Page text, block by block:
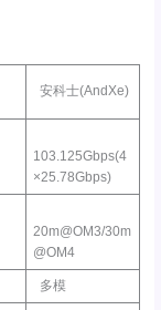
安科士(AndXe)
103.125Gbps(4
×25.78Gbps)
20m@OM3/30m
@OM4
多模